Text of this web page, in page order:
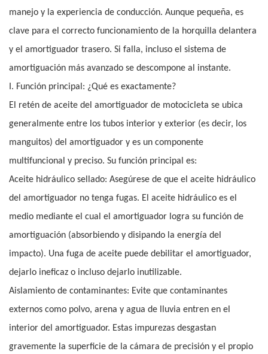
manejo y la experiencia de conducción. Aunque pequeña, es
clave para el correcto funcionamiento de la horquilla delantera
y el amortiguador trasero. Si falla, incluso el sistema de
amortiguación más avanzado se descompone al instante.
I. Función principal: ¿Qué es exactamente?
El retén de aceite del amortiguador de motocicleta se ubica
generalmente entre los tubos interior y exterior (es decir, los
manguitos) del amortiguador y es un componente
multifuncional y preciso. Su función principal es:
Aceite hidráulico sellado: Asegúrese de que el aceite hidráulico
del amortiguador no tenga fugas. El aceite hidráulico es el
medio mediante el cual el amortiguador logra su función de
amortiguación (absorbiendo y disipando la energía del
impacto). Una fuga de aceite puede debilitar el amortiguador,
dejarlo ineficaz o incluso dejarlo inutilizable.
Aislamiento de contaminantes: Evite que contaminantes
externos como polvo, arena y agua de lluvia entren en el
interior del amortiguador. Estas impurezas desgastan
gravemente la superficie de la cámara de precisión y el propio